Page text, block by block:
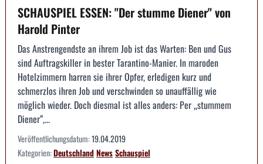
SCHAUSPIEL ESSEN: "Der stumme Diener" von
Harold Pinter
Das Anstrengendste an ihrem Job ist das Warten: Ben und Gus
sind Auftragskiller in bester Tarantino-Manier. In maroden
Hotelzimmern harren sie ihrer Opfer, erledigen kurz und
schmerzlos ihren Job und verschwinden so unauffällig wie
möglich wieder. Doch diesmal ist alles anders: Per „stummem
Diener”,...
Veröffentlichungsdatum:19.04.2019
Kategorien:DeutschlandNewsSchauspiel